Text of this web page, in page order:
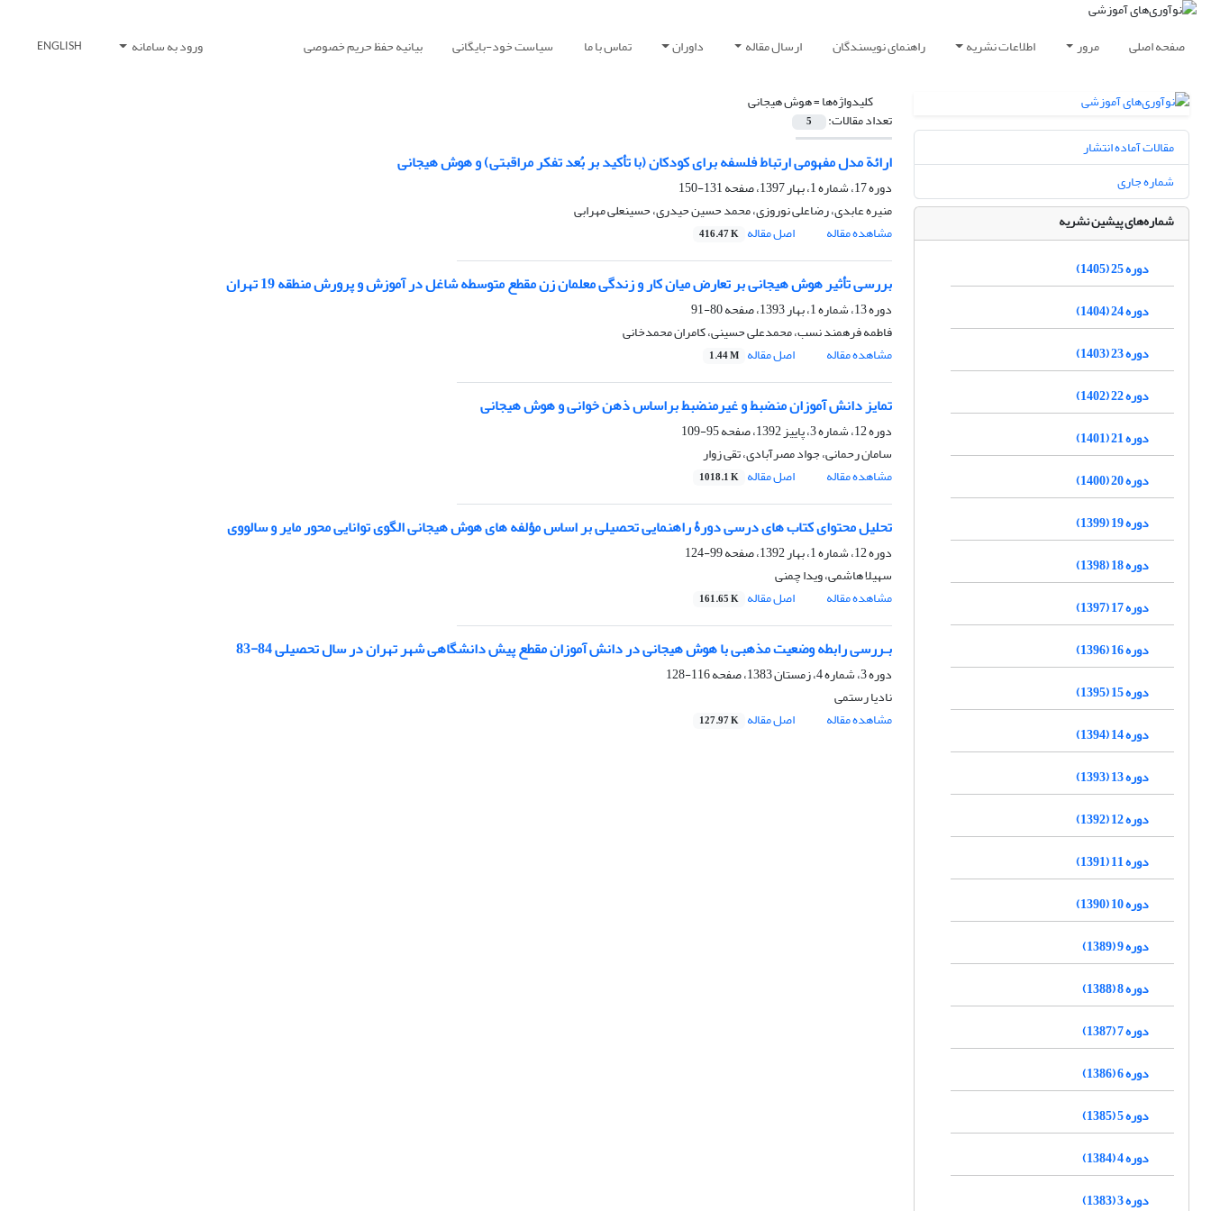
صفحه اصلی مرور اطلاعات نشریه راهنمای نویسندگان ارسال مقاله داوران تماس با ما سیاست خود-بایگانی بیانیه حفظ حریم خصوصی ورود به سامانه ENGLISH
کلیدواژه‌ها =هوش هیجانی
تعداد مقالات: 5
ارائة مدل مفهومی ارتباط فلسفه برای کودکان (با تأکید بر بُعد تفکر مراقبتی) و هوش هیجانی
دوره 17، شماره 1، بهار 1397، صفحه
131-150
منیره عابدی، رضاعلی نوروزی، محمد حسین حیدری، حسینعلی مهرابی
مشاهده مقاله
اصل مقاله 416.47 K
بررسی تأثیر هوش هیجانی بر تعارض میان کار و زندگی معلمان زن مقطع متوسطه شاغل در آموزش و پرورش منطقه 19 تهران
دوره 13، شماره 1، بهار 1393، صفحه
80-91
فاطمه فرهمند نسب، محمدعلی حسینی، کامران محمدخانی
مشاهده مقاله
اصل مقاله 1.44 M
تمایز دانش آموزان منضبط و غیرمنضبط براساس ذهن خوانی و هوش هیجانی
دوره 12، شماره 3، پاییز 1392، صفحه
95-109
سامان رحمانی، جواد مصرآبادی، تقی زوار
مشاهده مقاله
اصل مقاله 1018.1 K
تحلیل محتوای کتاب های درسی دورۀ راهنمایی تحصیلی بر اساس مؤلفه های هوش هیجانی الگوی توانایی محور مایر و سالووی
دوره 12، شماره 1، بهار 1392، صفحه
99-124
سهیلا هاشمی، ویدا چمنی
مشاهده مقاله
اصل مقاله 161.65 K
بـررسی رابطه وضعیت مذهبی با هوش هیجانی در دانش آموزان مقطع پیش دانشگاهی شهر تهران در سال تحصیلی 84-83
دوره 3، شماره 4، زمستان 1383، صفحه
116-128
نادیا رستمی
مشاهده مقاله
اصل مقاله 127.97 K
مقالات آماده انتشار
شماره جاری
شماره‌های پیشین نشریه
دوره 25 (1405)
دوره 24 (1404)
دوره 23 (1403)
دوره 22 (1402)
دوره 21 (1401)
دوره 20 (1400)
دوره 19 (1399)
دوره 18 (1398)
دوره 17 (1397)
دوره 16 (1396)
دوره 15 (1395)
دوره 14 (1394)
دوره 13 (1393)
دوره 12 (1392)
دوره 11 (1391)
دوره 10 (1390)
دوره 9 (1389)
دوره 8 (1388)
دوره 7 (1387)
دوره 6 (1386)
دوره 5 (1385)
دوره 4 (1384)
دوره 3 (1383)